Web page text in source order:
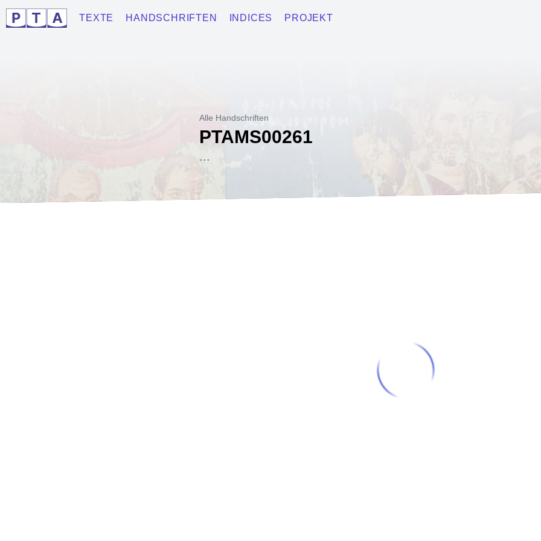
TEXTE HANDSCHRIFTEN INDICES PROJEKT
Alle Handschriften
PTAMS00261
...